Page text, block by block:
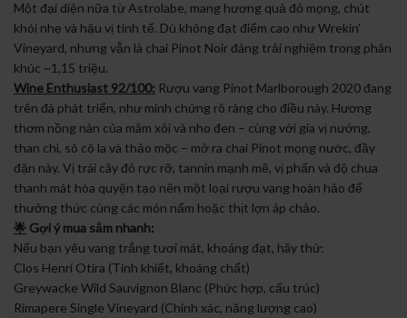
Một đại diện nữa từ Astrolabe, mang hương quả đỏ mọng, chút
khói nhẹ và hậu vị tinh tế. Dù không đạt điểm cao như Wrekin’
Vineyard, nhưng vẫn là chai Pinot Noir đáng trải nghiệm trong phân
khúc ~1,15 triệu.
Wine Enthusiast 92/100: Rượu vang Pinot Marlborough 2020 đang
trên đà phát triển, như minh chứng rõ ràng cho điều này. Hương
thơm nồng nàn của mâm xôi và nho đen – cùng với gia vị nướng,
than chì, sô cô la và thảo mộc – mở ra chai Pinot mọng nước, đầy
đặn này. Vị trái cây đỏ rực rỡ, tannin mạnh mẽ, vị phấn và độ chua
thanh mát hòa quyện tạo nên một loại rượu vang hoàn hảo để
thưởng thức cùng các món nấm hoặc thịt lợn áp chảo.
🌟 Gợi ý mua sắm nhanh:
Nếu bạn yêu vang trắng tươi mát, khoáng đạt, hãy thử:
Clos Henri Otira (Tinh khiết, khoáng chất)
Greywacke Wild Sauvignon Blanc (Phức hợp, cấu trúc)
Rimapere Single Vineyard (Chính xác, năng lượng cao)